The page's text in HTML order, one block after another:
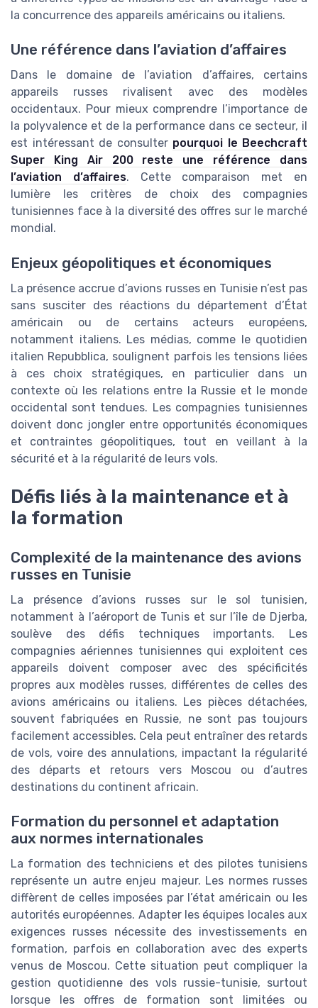
la concurrence des appareils américains ou italiens.
Une référence dans l’aviation d’affaires
Dans le domaine de l’aviation d’affaires, certains
appareils russes rivalisent avec des modèles
occidentaux. Pour mieux comprendre l’importance de
la polyvalence et de la performance dans ce secteur, il
est intéressant de consulter pourquoi le Beechcraft
Super King Air 200 reste une référence dans
l’aviation d’affaires. Cette comparaison met en
lumière les critères de choix des compagnies
tunisiennes face à la diversité des offres sur le marché
mondial.
Enjeux géopolitiques et économiques
La présence accrue d’avions russes en Tunisie n’est pas
sans susciter des réactions du département d’État
américain ou de certains acteurs européens,
notamment italiens. Les médias, comme le quotidien
italien Repubblica, soulignent parfois les tensions liées
à ces choix stratégiques, en particulier dans un
contexte où les relations entre la Russie et le monde
occidental sont tendues. Les compagnies tunisiennes
doivent donc jongler entre opportunités économiques
et contraintes géopolitiques, tout en veillant à la
sécurité et à la régularité de leurs vols.
Défis liés à la maintenance et à
la formation
Complexité de la maintenance des avions
russes en Tunisie
La présence d’avions russes sur le sol tunisien,
notamment à l’aéroport de Tunis et sur l’île de Djerba,
soulève des défis techniques importants. Les
compagnies aériennes tunisiennes qui exploitent ces
appareils doivent composer avec des spécificités
propres aux modèles russes, différentes de celles des
avions américains ou italiens. Les pièces détachées,
souvent fabriquées en Russie, ne sont pas toujours
facilement accessibles. Cela peut entraîner des retards
de vols, voire des annulations, impactant la régularité
des départs et retours vers Moscou ou d’autres
destinations du continent africain.
Formation du personnel et adaptation
aux normes internationales
La formation des techniciens et des pilotes tunisiens
représente un autre enjeu majeur. Les normes russes
diffèrent de celles imposées par l’état américain ou les
autorités européennes. Adapter les équipes locales aux
exigences russes nécessite des investissements en
formation, parfois en collaboration avec des experts
venus de Moscou. Cette situation peut compliquer la
gestion quotidienne des vols russie-tunisie, surtout
lorsque les offres de formation sont limitées ou